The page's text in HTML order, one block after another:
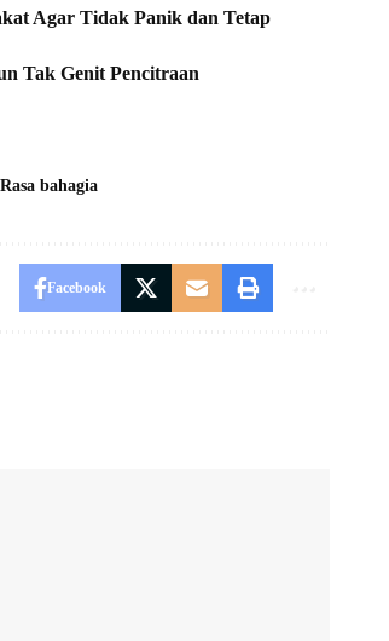
Agar Tidak Panik dan Tetap
Tak Genit Pencitraan
Rasa bahagia
Facebook